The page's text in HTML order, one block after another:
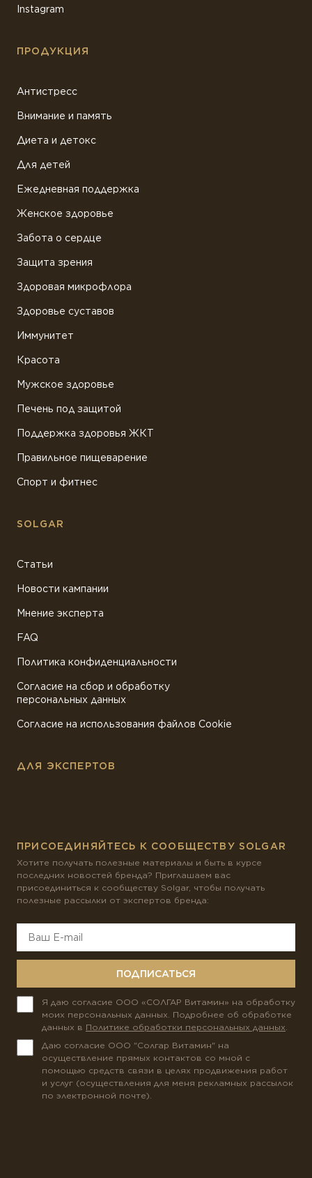
Instagram
ПРОДУКЦИЯ
Антистресс
Внимание и память
Диета и детокс
Для детей
Ежедневная поддержка
Женское здоровье
Забота о сердце
Защита зрения
Здоровая микрофлора
Здоровье суставов
Иммунитет
Красота
Мужское здоровье
Печень под защитой
Поддержка здоровья ЖКТ
Правильное пищеварение
Спорт и фитнес
SOLGAR
Статьи
Новости кампании
Мнение эксперта
FAQ
Политика конфиденциальности
Согласие на сбор и обработку
персональных данных
Согласие на использования файлов Cookie
ДЛЯ ЭКСПЕРТОВ
ПРИСОЕДИНЯЙТЕСЬ К СООБЩЕСТВУ SOLGAR
Хотите получать полезные материалы и быть в курсе
последних новостей бренда? Приглашаем вас
присоединиться к сообществу Solgar, чтобы получать
полезные рассылки от экспертов бренда:
ПОДПИСАТЬСЯ
Я даю согласие ООО «СОЛГАР Витамин» на обработку
моих персональных данных. Подробнее об обработке
данных в Политике обработки персональных данных.
Даю согласие ООО "Солгар Витамин" на
осуществление прямых контактов со мной с
помощью средств связи в целях продвижения работ
и услуг (осуществления для меня рекламных рассылок
по электронной почте).